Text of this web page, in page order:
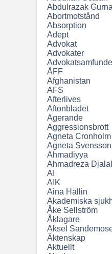
Abdulrazak
Abortmotstånd
Absorption
Adept
Advokat
Advokater
ÅFF
Afghanistan
AFS
Afterlives
Aftonbladet
Agerande
Aggressionsbrott
Agneta Cronholm
Agneta Svensson
Ahmadiyya
Ahmadreza
AI
AIK
Aina Hallin
Akademiska
Åke Sellström
Åklagare
Aksel
Äktenskap
Aktuellt